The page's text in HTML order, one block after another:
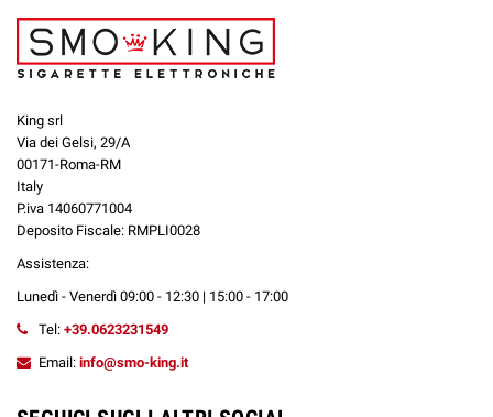
King srl
Via dei Gelsi, 29/A
00171-Roma-RM
Italy
P.iva 14060771004
Deposito Fiscale: RMPLI0028
Assistenza:
Lunedì - Venerdì 09:00 - 12:30 | 15:00 - 17:00
Tel: +39.0623231549
Email: info@smo-king.it